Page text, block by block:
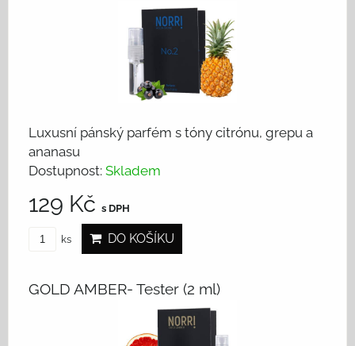
Luxusní pánský parfém s tóny citrónu, grepu a
ananasu
Dostupnost: Skladem
129 Kč s DPH
ks DO KOŠÍKU
GOLD AMBER- Tester (2 ml)